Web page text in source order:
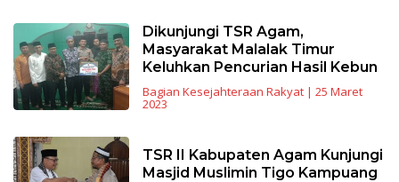
Dikunjungi TSR Agam,
Masyarakat Malalak Timur
Keluhkan Pencurian Hasil Kebun
Bagian Kesejahteraan Rakyat| 25 Maret
2023
TSR II Kabupaten Agam Kunjungi
Masjid Muslimin Tigo Kampuang